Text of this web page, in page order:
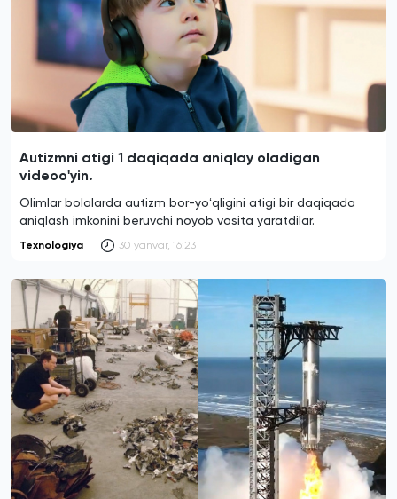
Autizmni atigi 1 daqiqada aniqlay oladigan
videoo'yin.
Olimlar bolalarda autizm bor-yoʻqligini atigi bir daqiqada
aniqlash imkonini beruvchi noyob vosita yaratdilar.
Texnologiya 30 yanvar, 16:23